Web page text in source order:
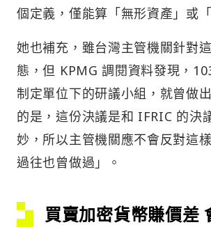
個定義，僅能算「無形資產」或
她也補充，雖台灣主管機關針對
態，但 KPMG 調閱資料發現，
制定單位下的研議小組，就曾做
的是，這份決議是和 IFRIC 的決
妙，所以主管機關應不會反對這
過往也曾做過」。
買賣加密貨幣賺價差